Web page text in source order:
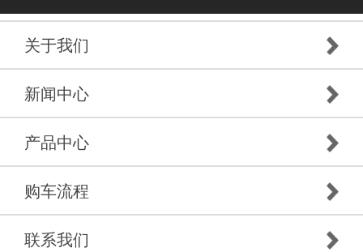
关于我们
新闻中心
产品中心
购车流程
联系我们